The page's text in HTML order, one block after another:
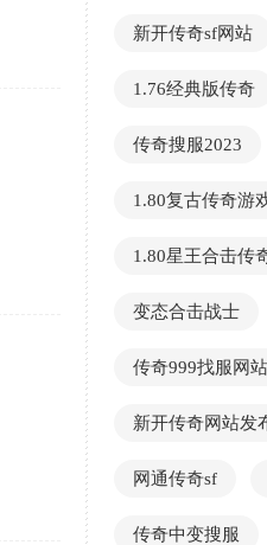
新开传奇sf网站
1.76经典版传奇
传奇搜服2023
1.80复古传奇游
1.80星王合击传
变态合击战士
传奇999找服网站
新开传奇网站发
网通传奇sf
传奇中变搜服